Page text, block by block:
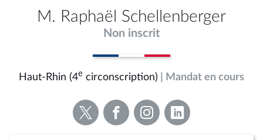
M. Raphaël Schellenberger
Non inscrit
Haut-Rhin (4e circonscription) | Mandat en cours
Voir
la
Voir
la
Voir
la
Voir
la